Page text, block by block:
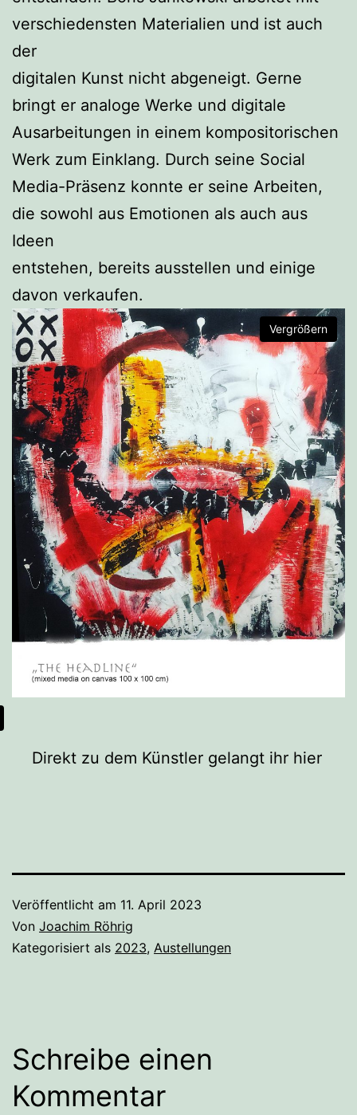
verschiedensten Materialien und ist auch
der
digitalen Kunst nicht abgeneigt. Gerne
bringt er analoge Werke und digitale
Ausarbeitungen in einem kompositorischen
Werk zum Einklang. Durch seine Social
Media-Präsenz konnte er seine Arbeiten,
die sowohl aus Emotionen als auch aus
Ideen
entstehen, bereits ausstellen und einige
davon verkaufen.
Vergrößern
Direkt zu dem Künstler gelangt ihr hier
Veröffentlicht am 11. April 2023
Von Joachim Röhrig
Kategorisiert als 2023, Austellungen
Schreibe einen
Kommentar